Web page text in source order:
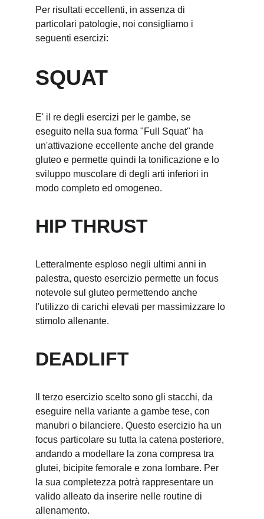
Per risultati eccellenti, in assenza di
particolari patologie, noi consigliamo i
seguenti esercizi:
SQUAT
E' il re degli esercizi per le gambe, se
eseguito nella sua forma "Full Squat" ha
un'attivazione eccellente anche del grande
gluteo e permette quindi la tonificazione e lo
sviluppo muscolare di degli arti inferiori in
modo completo ed omogeneo.
HIP THRUST
Letteralmente esploso negli ultimi anni in
palestra, questo esercizio permette un focus
notevole sul gluteo permettendo anche
l'utilizzo di carichi elevati per massimizzare lo
stimolo allenante.
DEADLIFT
Il terzo esercizio scelto sono gli stacchi, da
eseguire nella variante a gambe tese, con
manubri o bilanciere. Questo esercizio ha un
focus particolare su tutta la catena posteriore,
andando a modellare la zona compresa tra
glutei, bicipite femorale e zona lombare. Per
la sua completezza potrà rappresentare un
valido alleato da inserire nelle routine di
allenamento.